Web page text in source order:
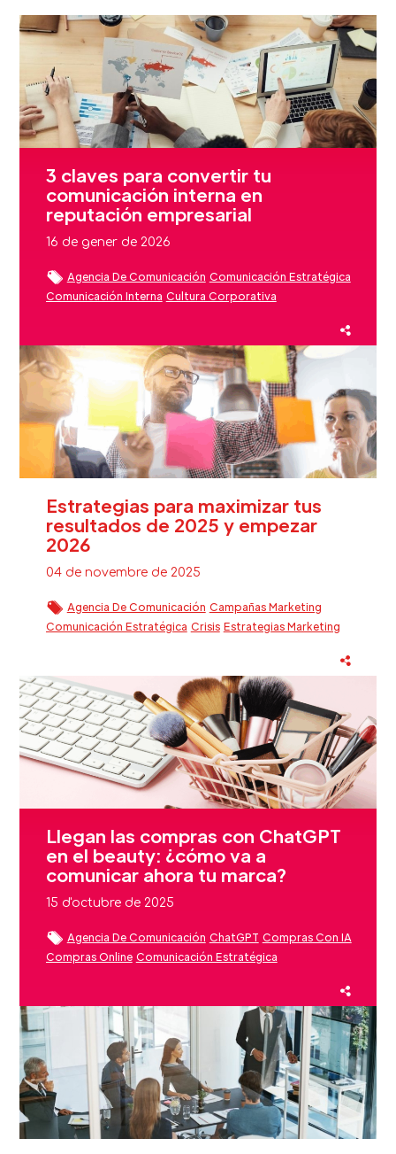
3 claves para convertir tu
comunicación interna en
reputación empresarial
16 de gener de 2026
Agencia De Comunicación Comunicación Estratégica
Comunicación Interna Cultura Corporativa
Liderazgo
Reputación Reputación De Marca
Reputación Marca
Estrategias para maximizar tus
resultados de 2025 y empezar
2026
04 de novembre de 2025
Agencia De Comunicación Campañas Marketing
Comunicación Estratégica Crisis Estrategias Marketing
Sector Beauty
Llegan las compras con ChatGPT
en el beauty: ¿cómo va a
comunicar ahora tu marca?
15 d'octubre de 2025
Agencia De Comunicación ChatGPT Compras Con IA
Compras Online Comunicación Estratégica